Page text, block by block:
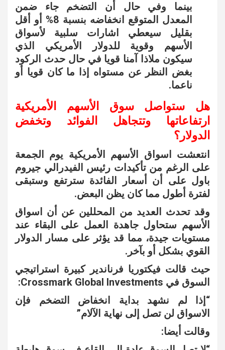
بينما وفي حال أن التضخم جاء ضمن
المعدل المتوقع انخفاضه بنسبة 8% أو أقل
بقليل سيعطي اشارات سلبية لأسواق
الأسهم وقوية للدولار الأمريكي الذي
سيكون ملاذا آمنا قويا في حال حدث الركود
بغض النظر عن مستواه إذا ما كان قويا أو
ناعما.
هل ستواصل سوق الأسهم الأمريكية
ارتفاعاتها وتتجاهل الفوائد وتخفض
الدولار؟
انتعشت اسواق الأسهم الأمريكية يوم الجمعة
على الرغم من تأكيدات رئيس الفيدرالي جيروم
باول على أن أسعار الفائدة سترتفع وستبقى
لفترة أطول مما كان يظن البعض.
وقد تحدث العديد من المحللين عن أن اسواق
الأسهم ستحاول جاهدة العمل على البقاء عند
مستويات جيدة، مما قد يؤثر على مسار الدولار
القوي بشكل أو بآخر.
حيث قالت فيكتوريا فرناندير كبيرة استراتيجي
السوق في Crossmark Global Investments:
“إذا لم نشهد بداية انخفاض التضخم فإن
الاسواق لن تصل إلى نهاية الآلام”
وقالت أيضا: